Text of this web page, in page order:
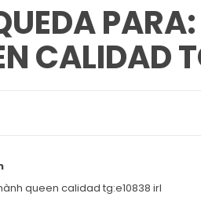
CALIDAD
queen calidad tg:e10838 irl